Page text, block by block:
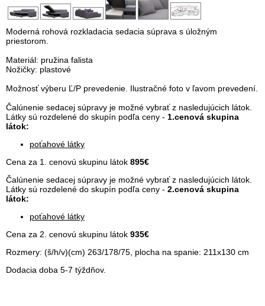
Moderná rohová rozkladacia sedacia súprava s úložným
priestorom.
Materiál: pružina falista
Nožičky: plastové
Možnosť výberu Ľ/P prevedenie. Ilustračné foto v ľavom prevedení.
Čalúnenie sedacej súpravy je možné vybrať z nasledujúcich látok.
Látky sú rozdelené do skupín podľa ceny - 1.cenová skupina
látok:
poťahové látky
Cena za 1. cenovú skupinu látok 895€
Čalúnenie sedacej súpravy je možné vybrať z nasledujúcich látok.
Látky sú rozdelené do skupín podľa ceny - 2.cenová skupina
látok:
poťahové látky
Cena za 2. cenovú skupinu látok 935€
Rozmery: (š/h/v)(cm) 263/178/75, plocha na spanie: 211x130 cm
Dodacia doba 5-7 týždňov.